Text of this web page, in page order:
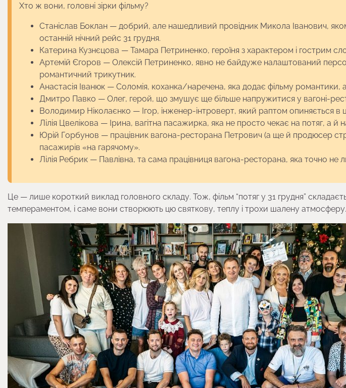
Хто ж вони, головні зірки фільму?
Станіслав Боклан — добрий, але наше­дливий провідник Микола Іванович,
останній нічний рейс 31 грудня.
Катерина Кузнєцова — Тамара Петриненко, героїня з характером і гострим
Артемій Єгоров — Олексій Петриненко, явно не байдуже налаштований
романтичний трикутник.
Анастасія Іванюк — Соломія, коханка/наречена, яка додає фільму романтики,
Дмитро Павко — Олег, герой, що змушує ще більше напружитися у вагоні-
Володимир Ніколаєнко — Ігор, інженер-інтроверт, який раптом опиняється в
Лілія Цвелікова — Ірина, вагітна пасажирка, яка не просто чекає на потяг, а й
Юрій Горбунов — працівник вагона-ресторана Петрович (а ще й продюсер
пасажирів «на гарячому».
Лілія Ребрик — Павлівна, та сама працівниця вагона-ресторана, яка точно не
Це — лише короткий виклад головного складу. Тож, фільм “потяг у 31 грудня”
темпераментом, і саме вони створюють цю святкову, теплу і трохи шалену атмосферу.